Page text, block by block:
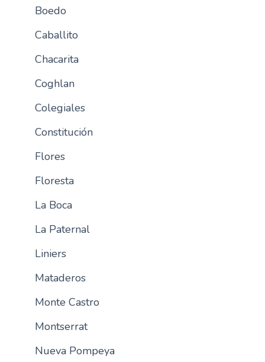
Boedo
Caballito
Chacarita
Coghlan
Colegiales
Constitución
Flores
Floresta
La Boca
La Paternal
Liniers
Mataderos
Monte Castro
Montserrat
Nueva Pompeya